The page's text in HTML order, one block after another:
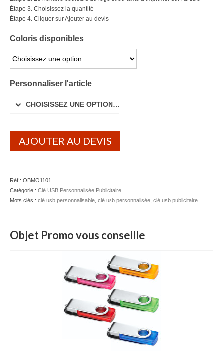
Haut-parleur Bluetooth
Lunettes de soleil
Porte-badge Tour de cou
Porte-clés personnalisé
Stylo Publicitaire
Gourde & Bouteille
Gourde Personnalisable
Mug & Tasse
Mug de voyage publicitaire
Tasse Expresso publicitaire
Bouteille & Mug Isotherme
Étape 3. Choisissez la quantité
Étape 4. Cliquer sur Ajouter au devis
Coloris disponibles
CHOISISSEZ UNE OPTION…
Personnaliser l'article
CHOISISSEZ UNE OPTION…
AJOUTER AU DEVIS
Réf : OBMO1101
Catégorie : Clé USB Personnalisée Publicitaire
Mots clés : clé usb personnalisable clé usb personnalisée clé usb publicitaire
Objet Promo vous conseille